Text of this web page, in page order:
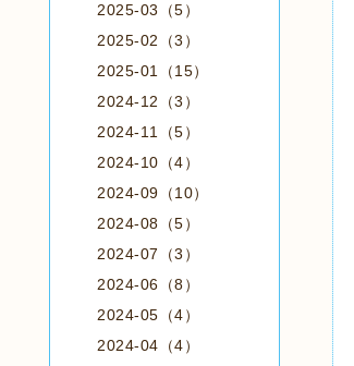
2025-03（5）
2025-02（3）
2025-01（15）
2024-12（3）
2024-11（5）
2024-10（4）
2024-09（10）
2024-08（5）
2024-07（3）
2024-06（8）
2024-05（4）
2024-04（4）